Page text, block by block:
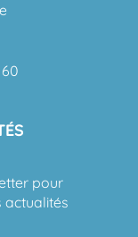
pour
actualités